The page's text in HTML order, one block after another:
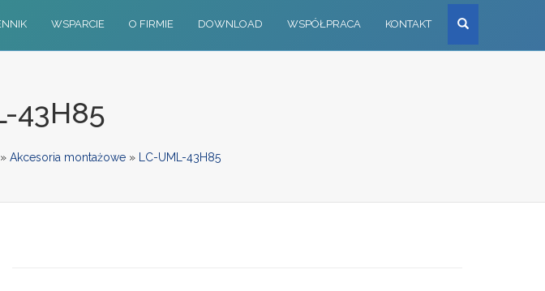
WSPARCIE O FIRMIE DOWNLOAD WSPÓŁPRACA KONTAKT
43H85
Akcesoria montażowe» LC-UML-43H85